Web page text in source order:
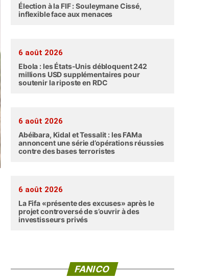
Élection à la FIF : Souleymane Cissé,
inflexible face aux menaces
6 août 2026
Ebola : les États-Unis débloquent 242
millions USD supplémentaires pour
soutenir la riposte en RDC
6 août 2026
Abéibara, Kidal et Tessalit : les FAMa
annoncent une série d’opérations réussies
contre des bases terroristes
6 août 2026
La Fifa «présente des excuses» après le
projet controversé de s’ouvrir à des
investisseurs privés
FANICO